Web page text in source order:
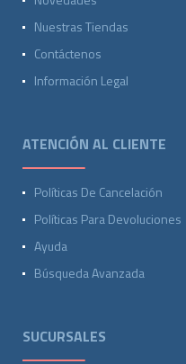
Nuestras Tiendas
Contáctenos
Información Legal
ATENCIÓN AL CLIENTE
Políticas De Cancelación
Políticas Para Devoluciones
Ayuda
Búsqueda Avanzada
SUCURSALES